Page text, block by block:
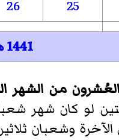
25
26
1441 هـ
لو كان
وشعبان